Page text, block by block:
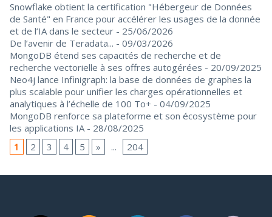
Snowflake obtient la certification "Hébergeur de Données
de Santé" en France pour accélérer les usages de la donnée
et de l’IA dans le secteur - 25/06/2026
De l’avenir de Teradata... - 09/03/2026
MongoDB étend ses capacités de recherche et de
recherche vectorielle à ses offres autogérées - 20/09/2025
Neo4j lance Infinigraph: la base de données de graphes la
plus scalable pour unifier les charges opérationnelles et
analytiques à l’échelle de 100 To+ - 04/09/2025
MongoDB renforce sa plateforme et son écosystème pour
les applications IA - 28/08/2025
1
2 3 4 5 » ... 204